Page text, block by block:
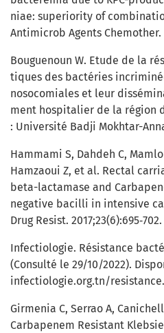
niae: superiority of
Antimicrob Agents Chemother.
Bouguenoun W. Etude de la
tiques des bactéries
nosocomiales et leur
ment hospitalier de la région
: Université Badji Mokhtar-
Hammami S, Dahdeh C,
Hamzaoui Z, et al. Rectal
beta-lactamase and
negative bacilli in intensive
Drug Resist. 2017;23(6):695‑702.
Infectiologie. Résistance
(Consulté le 29/10/2022).
infectiologie.org.tn/
Girmenia C, Serrao A,
Carbapenem Resistant